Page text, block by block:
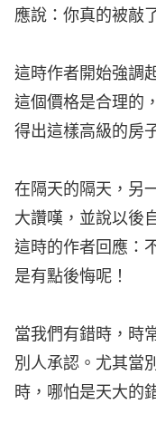
應說：你真的被敲
這時作者開始強調
這個價格是合理的
得出這樣高級的房
在隔天的隔天，另
大讚嘆，並說以後
這時的作者回應：
是有點後悔呢！
當我們有錯時，時
別人承認。尤其當
時，哪怕是天大的